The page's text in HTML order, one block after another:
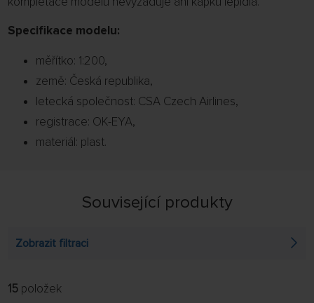
Specifikace modelu:
měřítko: 1:200,
země: Česká republika,
letecká společnost: CSA Czech Airlines,
registrace: OK-EYA,
materiál: plast.
Související produkty
Zobrazit filtraci
FILTROVAT:
15 položek